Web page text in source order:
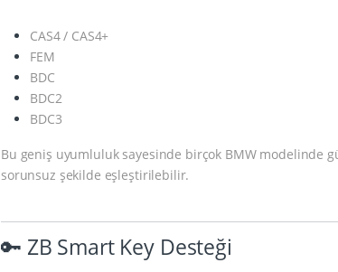
CAS4 / CAS4+
FEM
BDC
BDC2
BDC3
Bu geniş uyumluluk sayesinde birçok BMW modelinde
sorunsuz şekilde eşleştirilebilir.
🔑 ZB Smart Key Desteği